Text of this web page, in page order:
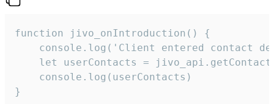
function jivo_onIntroduction() {
console.log('Client entered contact
let userContacts =
    console.log(userContacts)
}